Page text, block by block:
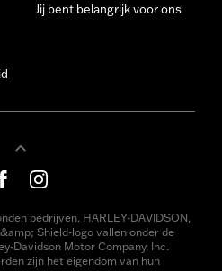
Jij bent belangrijk voor ons
bedrijven. HARLEY-DAVIDSON,
Shield-logo vallen onder de
Davidson Motor Company, Inc.
zijn het eigendom van hun